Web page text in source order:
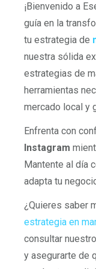
¡Bienvenido a
guía en la
tu estrategia de
nuestra sólida
estrategias de
herramientas
mercado local y
Enfrenta con
Instagram
Mantente al día
adapta tu
¿Quieres saber
estrategia en
consultar
y asegurarte de